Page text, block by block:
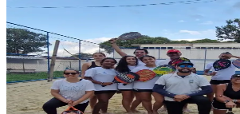
Vasco